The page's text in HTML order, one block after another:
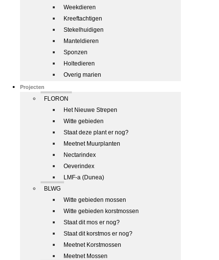
Weekdieren
Kreeftachtigen
Stekelhuidigen
Manteldieren
Sponzen
Holtedieren
Overig marien
Projecten
FLORON
Het Nieuwe Strepen
Witte gebieden
Staat deze plant er nog?
Meetnet Muurplanten
Nectarindex
Oeverindex
LMF-a (Dunea)
BLWG
Witte gebieden mossen
Witte gebieden korstmossen
Staat dit mos er nog?
Staat dit korstmos er nog?
Meetnet Korstmossen
Meetnet Mossen